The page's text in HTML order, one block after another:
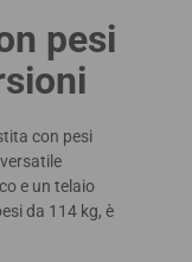
pesi
con pesi
e un telaio
da 114 kg, è